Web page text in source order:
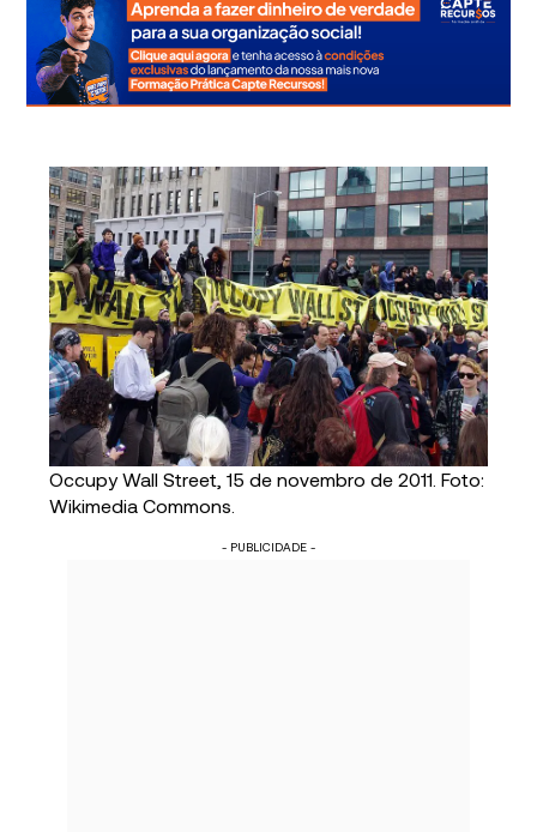
Occupy Wall Street, 15 de novembro de 2011. Foto:
Wikimedia Commons.
- PUBLICIDADE -